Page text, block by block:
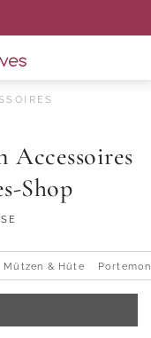
Accessoires
Shop
Mützen & Hüte